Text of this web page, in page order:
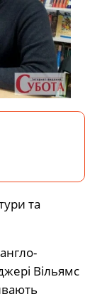
та
Вільямс